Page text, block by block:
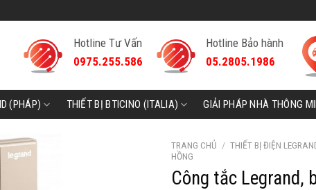
Hotline Tư Vấn
0975.255.586
Hotline Bảo hành
05.2805.1986
(PHÁP) THIẾT BỊ BTICINO (ITALIA) GIẢI PHÁP NHÀ THÔNG
TRANG CHỦ / THIẾT BỊ ĐIỆN
HỒNG
Công tắc Legrand,